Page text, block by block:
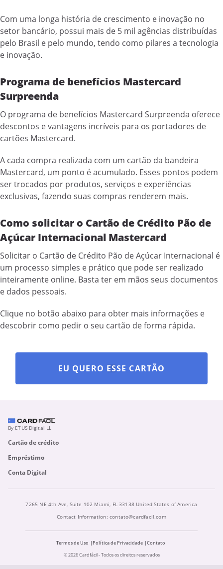
Com uma longa história de crescimento e inovação no
setor bancário, possui mais de 5 mil agências distribuídas
pelo Brasil e pelo mundo, tendo como pilares a tecnologia
e inovação.
Programa de benefícios Mastercard
Surpreenda
O programa de benefícios Mastercard Surpreenda oferece
descontos e vantagens incríveis para os portadores de
cartões Mastercard.
A cada compra realizada com um cartão da bandeira
Mastercard, um ponto é acumulado. Esses pontos podem
ser trocados por produtos, serviços e experiências
exclusivas, fazendo suas compras renderem mais.
Como solicitar o Cartão de Crédito Pão de
Açúcar Internacional Mastercard
Solicitar o Cartão de Crédito Pão de Açúcar Internacional é
um processo simples e prático que pode ser realizado
inteiramente online. Basta ter em mãos seus documentos
e dados pessoais.
Clique no botão abaixo para obter mais informações e
descobrir como pedir o seu cartão de forma rápida.
EU QUERO ESSE CARTÃO
By ETUS Digital LL
Cartão de crédito
Empréstimo
Conta Digital
7265 NE 4th Ave, Suite 102 Miami, FL 33138 United States of America
Contact Information: contato@cardfacil.com
Termos de Uso Política de Privacidade
Contato
© 2026 Cardfácil - Todos os direitos reservados